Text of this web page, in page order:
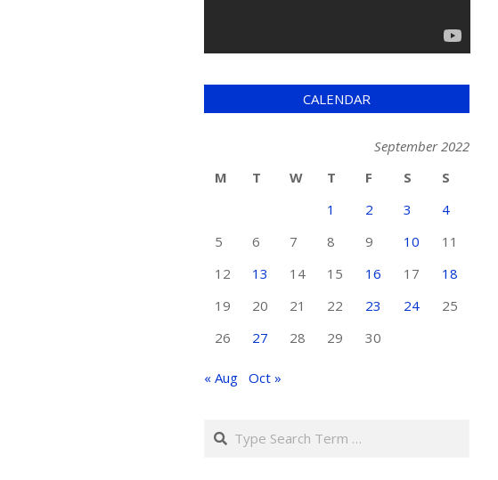
CALENDAR
September 2022
M
T W T F S
S
1
2 3
4
5
6 7 8 9 10
11
12
13 14 15 16 17
18
19
20 21 22 23 24
25
26
27 28 29 30
« Aug Oct »